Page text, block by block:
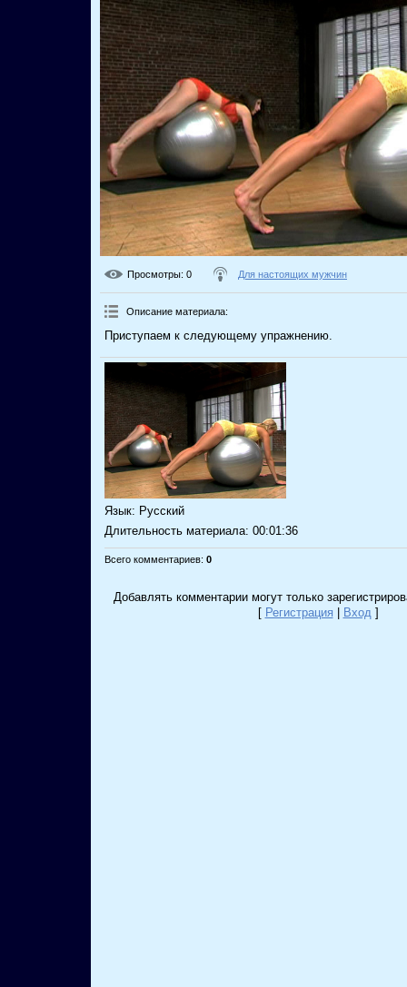
Просмотры: 0 Для настоящих мужчин
Описание материала:
Приступаем к следующему упражнению.
Язык: Русский
Длительность материала: 00:01:36
Всего комментариев: 0
Добавлять комментарии могут только
[ Регистрация | Вход ]